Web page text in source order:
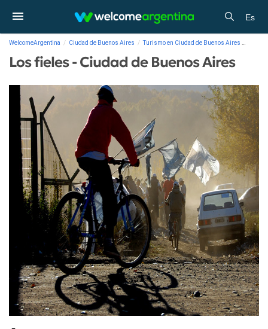
Es
WelcomeArgentina Ciudad de Buenos Aires Turismo en Ciudad de Buenos Aires
Los fieles - Ciudad de Buenos Aires